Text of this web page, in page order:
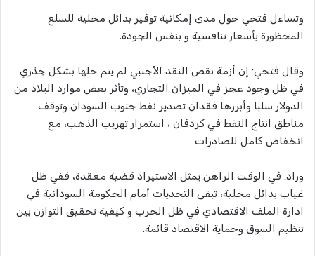
وتساءل فتحي حول مدى إمكانية توفير بدائل محلية للسلع
المحظورة بأسعار تنافسية و بنفس الجودة.
وقال فتحي: إن أزمة نقص النقد الأجنبي لم يتم حلها بشكل جذري
في ظل وجود عجز في الميزان التجاري، وتأثر بعض موارد البلاد من
الدولار سلبا وأبرزها فقدان تصدير نفط جنوب السودان وتوقف
مناطق انتاج النفط في كردفان ، استمرار تهريب الذهب، مع
انخفاض كامل للصادرات
وزاد: في الوقت الراهن يمثل الاستيراد قضية معقدة، ففي ظل
غياب بدائل محلية، تبقى التحديات أمام الحكومة السودانية في
ادارة الملف الاقتصادي في ظل الحرب و كيفية تحقيق التوازن بين
تنظيم السوق وحماية الاقتصاد قائمة.